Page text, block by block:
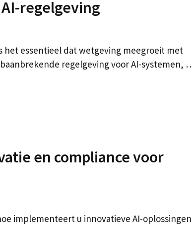
regelgeving
essentieel dat wetgeving meegroeit met
regelgeving voor AI-systemen,
en compliance voor
implementeert u innovatieve AI-oplossingen